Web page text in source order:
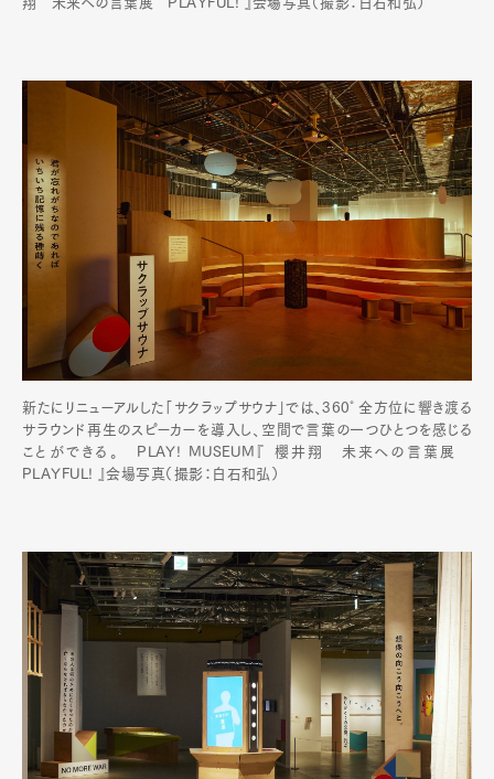
新たにリニューアルした「サクラップサウナ」では、360°全方位に響き渡る
サラウンド再生のスピーカーを導入し、空間で言葉の一つひとつを感じる
ことができる。 PLAY! MUSEUM『 櫻井翔 未来への言葉展
PLAYFUL! 』会場写真（撮影：白石和弘）